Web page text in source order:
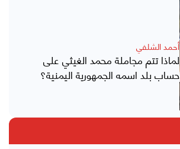
أحمد الشلفي
لماذا تتم مجاملة محمد الغيثي على
حساب بلد اسمه الجمهورية اليمنية؟